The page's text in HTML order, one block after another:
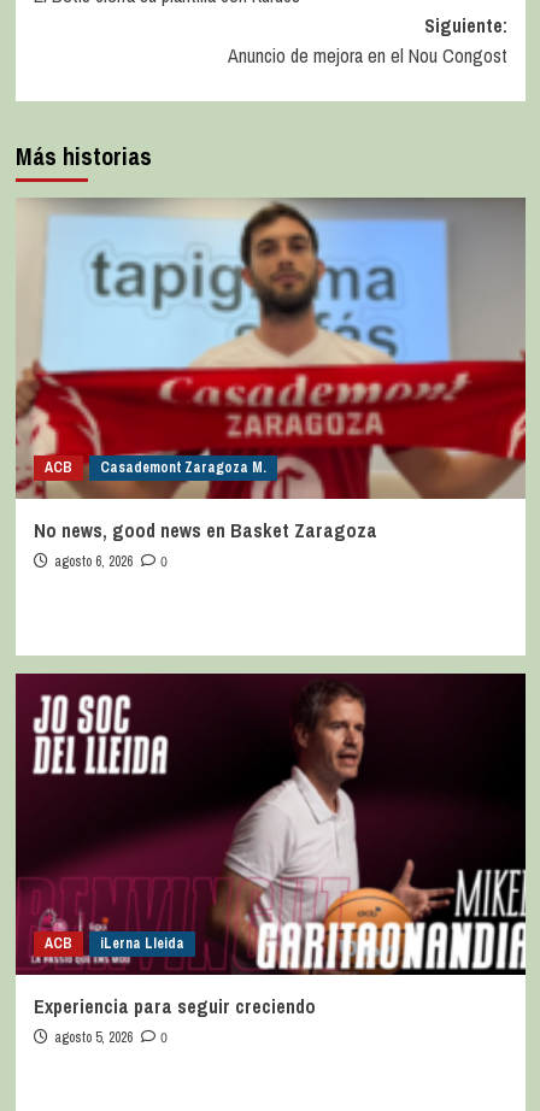
Siguiente:
Anuncio de mejora en el Nou Congost
Más historias
ACB Casademont Zaragoza M.
No news, good news en Basket Zaragoza
agosto 6, 2026 0
ACB iLerna Lleida
Experiencia para seguir creciendo
agosto 5, 2026 0